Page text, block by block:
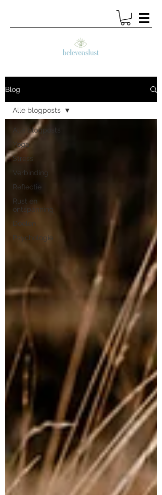
Blog
Alle blogposts
Yoga
Stress
Verbinding
Reflectie
Rust en
ontspanning
Doelen
Psychologie
Alle blogposts